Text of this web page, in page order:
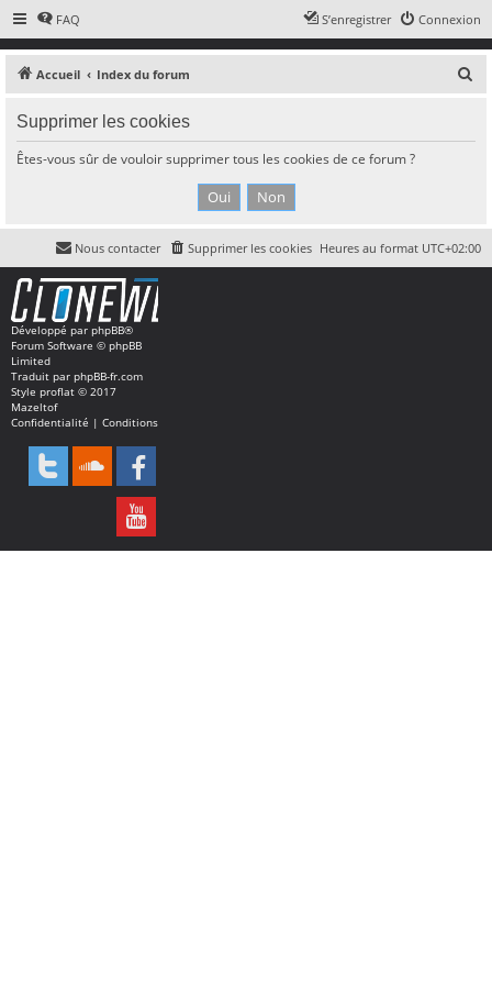
FAQ Connexion
S’enregistrer
Accueil Index du forum
c
h
Supprimer les cookies
Êtes-vous sûr de vouloir supprimer tous les cookies de ce forum ?
Heures au format UTC+02:00
Supprimer les cookies
Nous contacter
Développé par phpBB®
Forum Software © phpBB
Limited
Traduit par phpBB-fr.com
Style proflat © 2017
Mazeltof
Confidentialité | Conditions